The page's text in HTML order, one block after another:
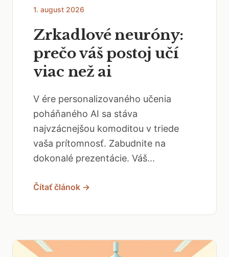
1. august 2026
Zrkadlové neuróny:
prečo váš postoj učí
viac než ai
V ére personalizovaného učenia
poháňaného AI sa stáva
najvzácnejšou komoditou v triede
vaša prítomnosť. Zabudnite na
dokonalé prezentácie. Váš...
Čítať článok →